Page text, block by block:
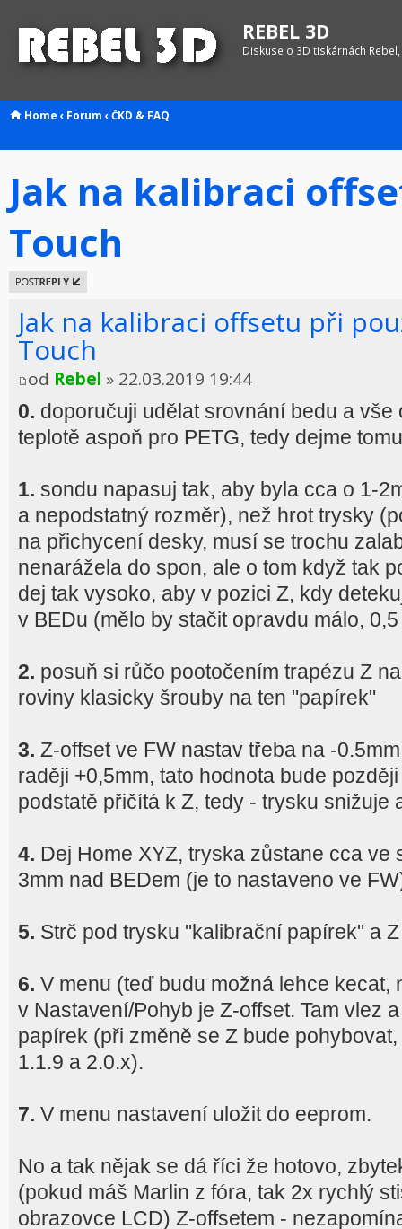
REBEL 3D
Diskuse o 3D tiskárnách
Home ‹ Forum ‹ČKD & FAQ
Jak na kalibraci
Touch
Odeslat
odpověď
Jak na kalibraci offsetu při
Touch
od Rebel » 22.03.2019 19:44
0. doporučuji udělat srovnání bedu a
teplotě aspoň pro PETG, tedy dejme
1. sondu napasuj tak, aby byla cca o 1-
a nepodstatný rozměr), než hrot trysky
na přichycení desky, musí se trochu
nenarážela do spon, ale o tom když tak
dej tak vysoko, aby v pozici Z, kdy
v BEDu (mělo by stačit opravdu málo,
2. posuň si růčo pootočením trapézu Z
roviny klasicky šrouby na ten "papírek"
3. Z-offset ve FW nastav třeba na -
raději +0,5mm, tato hodnota bude
podstatě přičítá k Z, tedy - trysku snižuje
4. Dej Home XYZ, tryska zůstane cca ve
3mm nad BEDem (je to nastaveno ve
5. Strč pod trysku "kalibrační papírek" a
6. V menu (teď budu možná lehce kecat,
v Nastavení/Pohyb je Z-offset. Tam vlez
papírek (při změně se Z bude
1.1.9 a 2.0.x).
7. V menu nastavení uložit do eeprom.
No a tak nějak se dá říci že hotovo,
(pokud máš Marlin z fóra, tak 2x rychlý
obrazovce LCD) Z-offsetem -